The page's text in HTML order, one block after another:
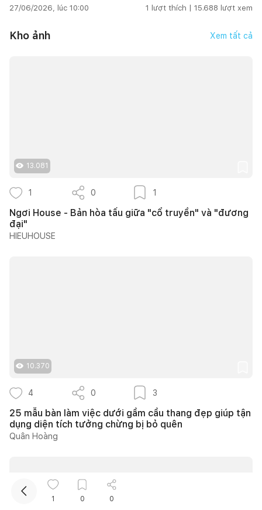
27/06/2026, lúc 10:00 1 lượt thích | 15.688 lượt xem
Kho ảnh Xem tất cả
13.081
1 0 1
Ngơi House - Bản hòa tấu giữa "cổ truyền" và "đương
đại"
HIEUHOUSE
10.370
4 0 3
25 mẫu bàn làm việc dưới gầm cầu thang đẹp giúp tận
dụng diện tích tưởng chừng bị bỏ quên
Quân Hoàng
1 0 0
Mua sắm hoàn thiện nhà